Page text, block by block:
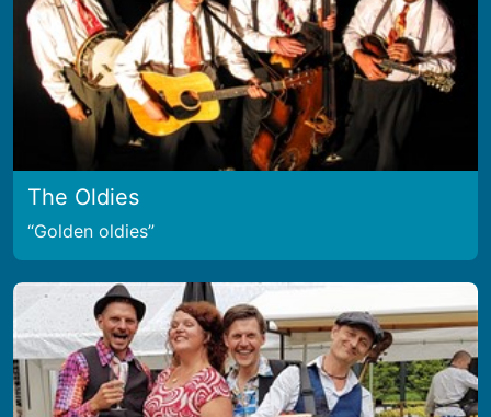
The Oldies
Golden oldies